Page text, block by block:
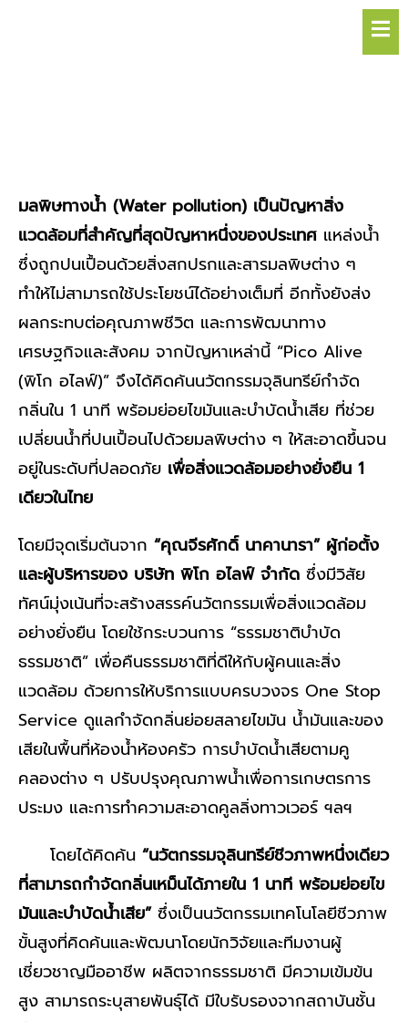
มลพิษทางน้ำ (Water pollution) เป็นปัญหาสิ่ง
แวดล้อมที่สำคัญที่สุดปัญหาหนึ่งของประเทศ แหล่งน้ำ
ซึ่งถูกปนเปื้อนด้วยสิ่งสกปรกและสารมลพิษต่าง ๆ
ทำให้ไม่สามารถใช้ประโยชน์ได้อย่างเต็มที่ อีกทั้งยังส่ง
ผลกระทบต่อคุณภาพชีวิต และการพัฒนาทาง
เศรษฐกิจและสังคม จากปัญหาเหล่านี้ “Pico Alive
(พิโก อไลฟ์)” จึงได้คิดค้นนวัตกรรมจุลินทรีย์กำจัด
กลิ่นใน 1 นาที พร้อมย่อยไขมันและบำบัดน้ำเสีย ที่ช่วย
เปลี่ยนน้ำที่ปนเปื้อนไปด้วยมลพิษต่าง ๆ ให้สะอาดขึ้นจน
อยู่ในระดับที่ปลอดภัย เพื่อสิ่งแวดล้อมอย่างยั่งยืน 1
เดียวในไทย
โดยมีจุดเริ่มต้นจาก “คุณจีรศักดิ์ นาคานารา” ผู้ก่อตั้ง
และผู้บริหารของ บริษัท พิโก อไลฟ์ จำกัด ซึ่งมีวิสัย
ทัศน์มุ่งเน้นที่จะสร้างสรรค์นวัตกรรมเพื่อสิ่งแวดล้อม
อย่างยั่งยืน โดยใช้กระบวนการ “ธรรมชาติบำบัด
ธรรมชาติ” เพื่อคืนธรรมชาติที่ดีให้กับผู้คนและสิ่ง
แวดล้อม ด้วยการให้บริการแบบครบวงจร One Stop
Service ดูแลกำจัดกลิ่นย่อยสลายไขมัน น้ำมันและของ
เสียในพื้นที่ห้องน้ำห้องครัว การบำบัดน้ำเสียตามคู
คลองต่าง ๆ ปรับปรุงคุณภาพน้ำเพื่อการเกษตรการ
ประมง และการทำความสะอาดคูลลิ่งทาวเวอร์ ฯลฯ
โดยได้คิดค้น “นวัตกรรมจุลินทรีย์ชีวภาพหนึ่งเดียว
ที่สามารถกำจัดกลิ่นเหม็นได้ภายใน 1 นาที พร้อมย่อยไข
มันและบำบัดน้ำเสีย”ซึ่งเป็นนวัตกรรมเทคโนโลยีชีวภาพ
ขั้นสูงที่คิดค้นและพัฒนาโดยนักวิจัยและทีมงานผู้
เชี่ยวชาญมืออาชีพ ผลิตจากธรรมชาติ มีความเข้มข้น
สูง สามารถระบุสายพันธุ์ได้ มีใบรับรองจากสถาบันชั้น